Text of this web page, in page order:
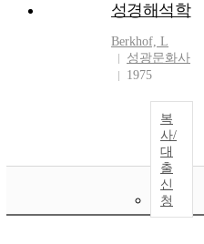
성경해석학
Berkhof, L
성광문화사
1975
복
사/
대
출
신
청